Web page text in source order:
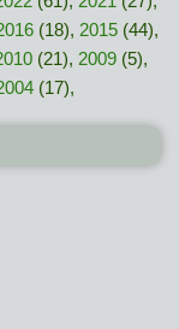
(18), 2015 (44),
(21), 2009 (5),
(17),